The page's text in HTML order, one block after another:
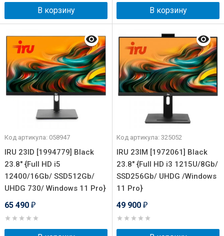
В корзину В корзину
Код артикула: 058947
IRU 23ID [1994779] Black
23.8" {Full HD i5
12400/16Gb/ SSD512Gb/
UHDG 730/ Windows 11 Pro}
65 490 ₽
Код артикула: 325052
IRU 23IM [1972061] Black
23.8" {Full HD i3 1215U/8Gb/
SSD256Gb/ UHDG /Windows
11 Pro}
49 900 ₽